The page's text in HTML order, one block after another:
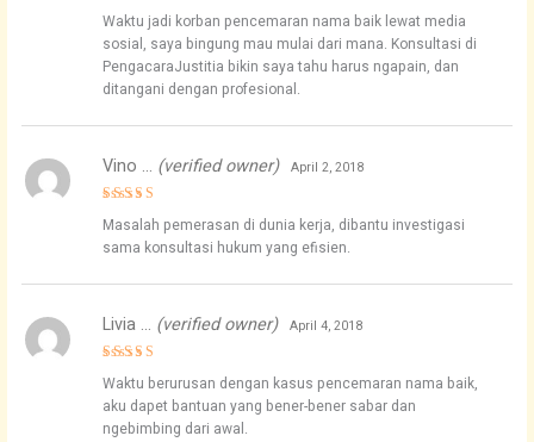
Rated
out of 5
Waktu jadi korban pencemaran nama baik lewat media
sosial, saya bingung mau mulai dari mana. Konsultasi di
PengacaraJustitia bikin saya tahu harus ngapain, dan
ditangani dengan profesional.
Rated5
out of 5
Vino … (verified owner) April 2, 2018
Masalah pemerasan di dunia kerja, dibantu investigasi
sama konsultasi hukum yang efisien.
Rated
out of 5
Livia … (verified owner) April 4, 2018
Waktu berurusan dengan kasus pencemaran nama baik,
aku dapet bantuan yang bener-bener sabar dan
ngebimbing dari awal.